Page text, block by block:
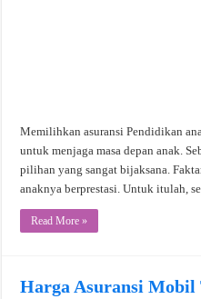
Memilihkan asuransi Pendidikan
untuk menjaga masa depan anak.
pilihan yang sangat bijaksana.
anaknya berprestasi. Untuk itulah,
Read More »
Harga Asuransi Mobil